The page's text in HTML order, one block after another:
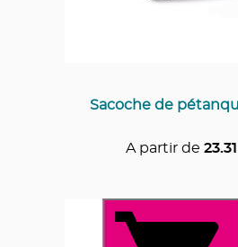
Sacoche de
A partir de 23.31